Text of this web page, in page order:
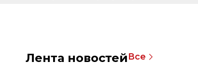
Лента новостейВсе